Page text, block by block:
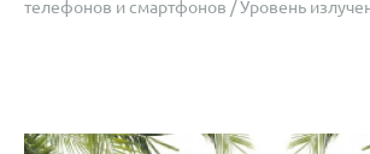
телефонов и смартфонов /Уровень